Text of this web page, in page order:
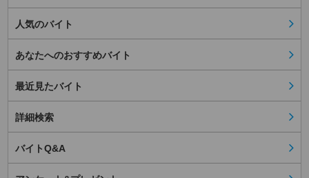
人気のバイト
あなたへのおすすめバイト
最近見たバイト
詳細検索
バイトQ&A